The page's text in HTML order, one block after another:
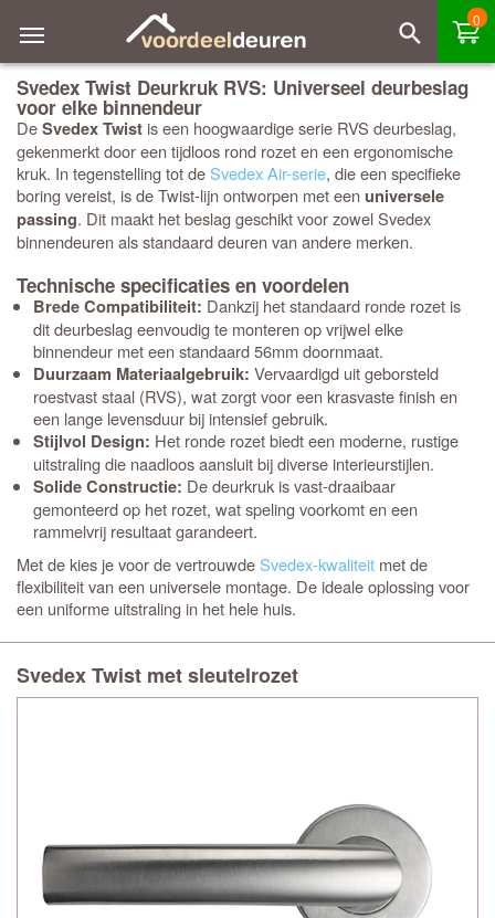
0
Svedex Twist Deurkruk RVS: Universeel deurbeslag
voor elke binnendeur
DeSvedex Twist is een hoogwaardige serie RVS deurbeslag,
gekenmerkt door een tijdloos rond rozet en een ergonomische
kruk. In tegenstelling tot deSvedex Air-serie, die een specifieke
boring vereist, is de Twist-lijn ontworpen met eenuniversele
passing. Dit maakt het beslag geschikt voor zowel Svedex
binnendeuren als standaard deuren van andere merken.
Technische specificaties en voordelen
Brede Compatibiliteit: Dankzij het standaard ronde rozet is
dit deurbeslag eenvoudig te monteren op vrijwel elke
binnendeur met een standaard 56mm doornmaat.
Duurzaam Materiaalgebruik: Vervaardigd uit geborsteld
roestvast staal (RVS), wat zorgt voor een krasvaste finish en
een lange levensduur bij intensief gebruik.
Stijlvol Design: Het ronde rozet biedt een moderne, rustige
uitstraling die naadloos aansluit bij diverse interieurstijlen.
Solide Constructie: De deurkruk is vast-draaibaar
gemonteerd op het rozet, wat speling voorkomt en een
rammelvrij resultaat garandeert.
Met dekies je voor de vertrouwdeSvedex-kwaliteit met de
flexibiliteit van een universele montage. De ideale oplossing voor
een uniforme uitstraling in het hele huis.
Svedex Twist met sleutelrozet